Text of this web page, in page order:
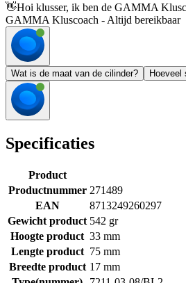
👋Hoi klusser, ik ben de GAMMA
GAMMA Kluscoach - Altijd bereikbaar
Wat is de maat van de cilinder? Hoeveel
Specificaties
Product
Productnummer 271489
EAN
8713249260297
Gewicht product 542 gr
Hoogte product 33 mm
Lengte product 75 mm
Breedte product 17 mm